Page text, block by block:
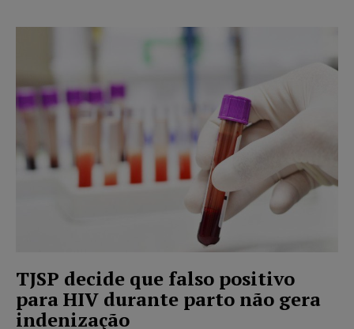
TJSP decide que falso positivo
para HIV durante parto não gera
indenização